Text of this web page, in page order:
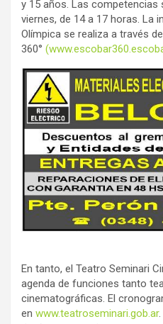
y 15 años. Las competencias
viernes, de 14 a 17 horas. La
Olímpica se realiza a través
360°
En tanto, el Teatro Seminari
agenda de funciones tanto
cinematográficas. El
en www.teatroseminari.gob.ar